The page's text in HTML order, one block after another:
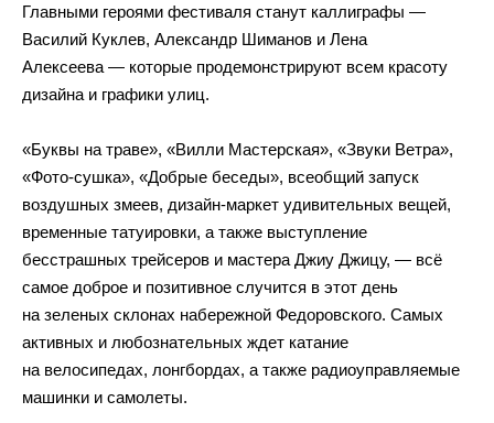
Главными героями фестиваля станут каллиграфы —
Василий Куклев, Александр Шиманов и Лена
Алексеева — которые продемонстрируют всем красоту
дизайна и графики улиц.
«Буквы на траве», «Вилли Мастерская», «Звуки Ветра»,
«Фото-сушка», «Добрые беседы», всеобщий запуск
воздушных змеев, дизайн-маркет удивительных вещей,
временные татуировки, а также выступление
бесстрашных трейсеров и мастера Джиу Джицу, — всё
самое доброе и позитивное случится в этот день
на зеленых склонах набережной Федоровского. Самых
активных и любознательных ждет катание
на велосипедах, лонгбордах, а также радиоуправляемые
машинки и самолеты.